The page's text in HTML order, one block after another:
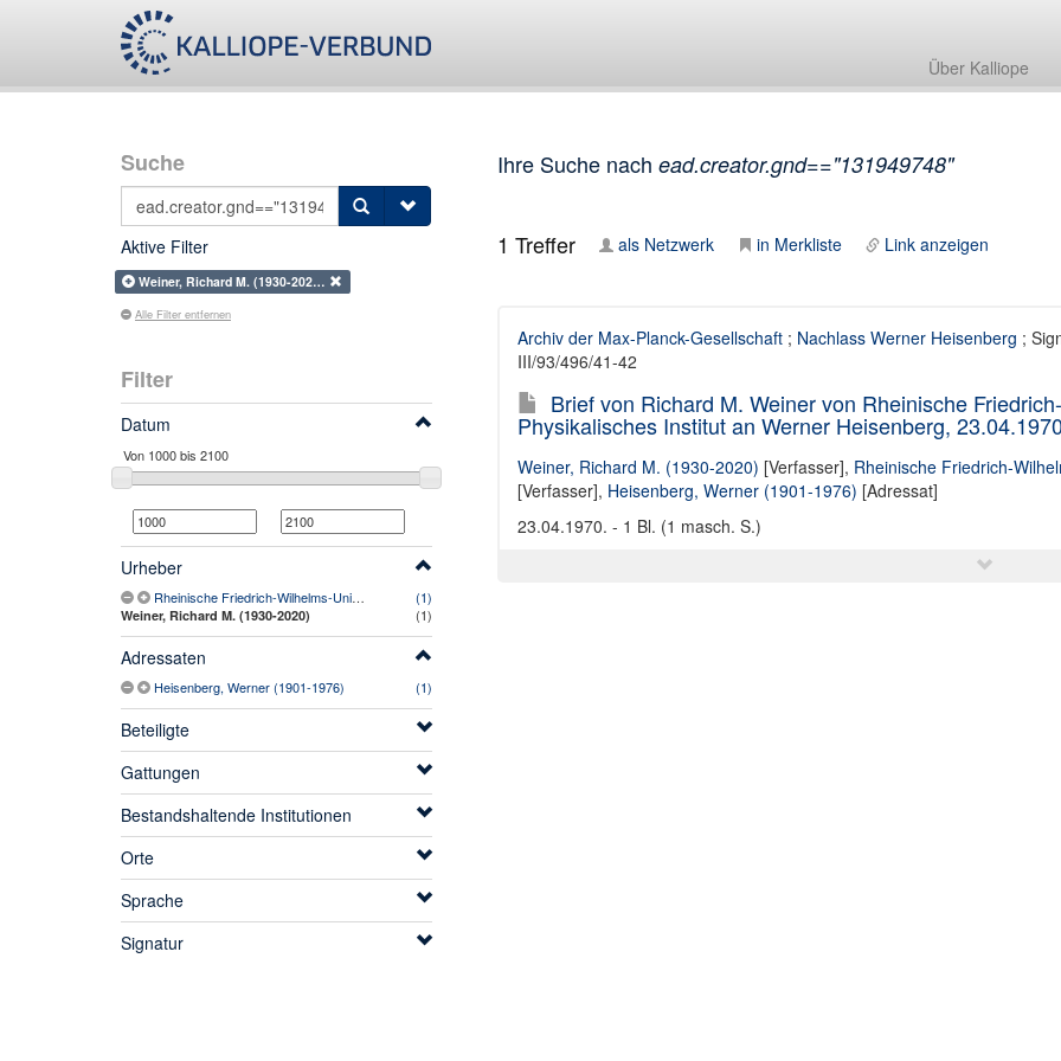
Über Kalliope
Suche
Aktive Filter
Weiner, Richard M. (1930-202…
Alle Filter entfernen
Filter
Datum
Urheber
Rheinische Friedrich-Wilhelms-Universität Bonn. Physikalisches Institut (1)
Weiner, Richard M. (1930-2020) (1)
Adressaten
Heisenberg, Werner (1901-1976) (1)
Beteiligte
Gattungen
Bestandshaltende Institutionen
Orte
Sprache
Signatur
Ihre Suche nach ead.creator.gnd=="131949748"
1 Treffer als Netzwerk in Merkliste Link anzeigen
Archiv der Max-Planck-Gesellschaft; Nachlass Werner Heisenberg ;
III/93/496/41-42
Brief von Richard M. Weiner von Rheinische
Physikalisches Institut an Werner Heisenberg,
Weiner, Richard M. (1930-2020) [Verfasser], Rheinische Friedrich-
[Verfasser], Heisenberg, Werner (1901-1976) [Adressat]
23.04.1970. - 1 Bl. (1 masch. S.)